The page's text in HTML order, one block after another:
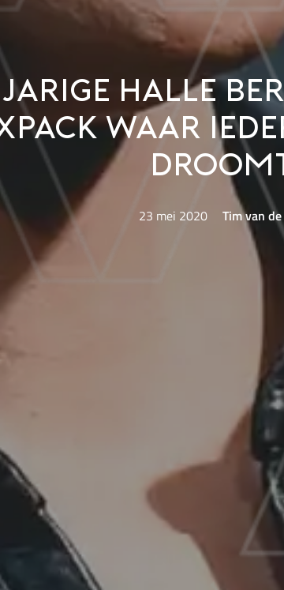
Halle
waar
23 mei 2020 Tim van de